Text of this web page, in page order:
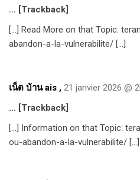
… [Trackback]
[…] Read More on that Topic:
abandon-a-la-vulnerabilite/ […]
เน็ต บ้าน ais , 21 janvier 2026 @
… [Trackback]
[…] Information on that Topic:
ou-abandon-a-la-vulnerabilite/ […]